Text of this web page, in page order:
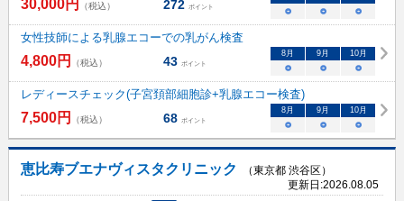
30,000円 （税込） 272 ポイント ○ ○ ○
女性技師による乳腺エコーでの乳がん検査
4,800円 （税込） 43 ポイント
8 月 9 月 10月
○ ○ ○
レディースチェック(子宮頚部細胞診+乳腺エコー検査)
7,500円 （税込） 68 ポイント
8 月 9 月 10月
○ ○ ○
恵比寿ブエナヴィスタクリニック
（東京都 渋谷区）
更新日:2026.08.05